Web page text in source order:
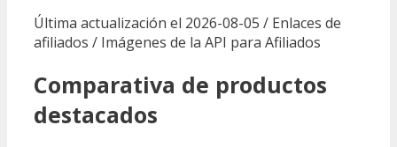
Última actualización el 2026-08-05 / Enlaces de
afiliados / Imágenes de la API para Afiliados
Comparativa de productos
destacados